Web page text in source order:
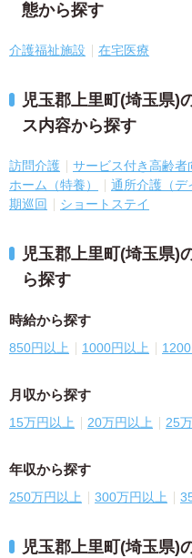
態から探す
介護福祉施設 在宅医療
児玉郡上里町(埼玉県)
ス内容から探す
訪問介護 サービス付き高齢者
ホーム（特養）
通所介護（デ
期巡回
ショートステイ
児玉郡上里町(埼玉県)
ら探す
時給から探す
850円以上 1000円以上
月収から探す
15万円以上 20万円以上 25
年収から探す
250万円以上 300万円以上
児玉郡上里町(埼玉県)